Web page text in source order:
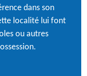
dans son
localité lui font
ou autres